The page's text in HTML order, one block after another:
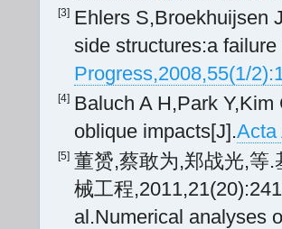
[3] Ehlers S,Broekhuijsen
side structures:a
Progress,2008,55(1/
[4] Baluch A H,Park
oblique impacts[J].Acta
[5] 董赟,蔡敢为,郑战光,等
械工程
al.Numerical analyses